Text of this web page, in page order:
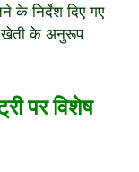
के निर्देश दिए गए
खेती के अनुरूप
पर विशेष